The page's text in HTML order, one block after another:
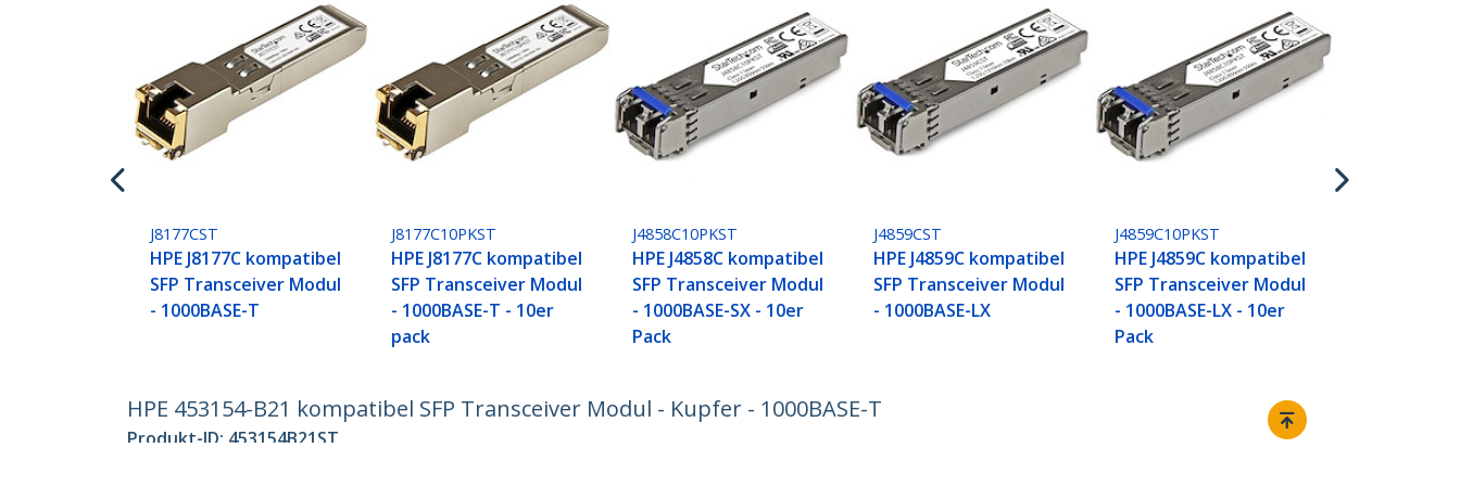
J8177CST
HPE J8177C kompatibel
SFP Transceiver Modul
- 1000BASE-T
J8177C10PKST
HPE J8177C kompatibel
SFP Transceiver Modul
- 1000BASE-T - 10er
pack
J4858C10PKST
HPE J4858C kompatibel
SFP Transceiver Modul
- 1000BASE-SX - 10er
Pack
J4859CST
HPE J4859C kompatibel
SFP Transceiver Modul
- 1000BASE-LX
J4859C10PKST
HPE J4859C kompatibel
SFP Transceiver Modul
- 1000BASE-LX - 10er
Pack
HPE 453154-B21 kompatibel SFP Transceiver Modul - Kupfer - 1000BASE-T
Produkt-ID: 453154B21ST